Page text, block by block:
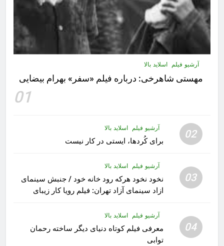
آرشیو فیلم اسلاید بالا
مهستى شاهرخى:‌ درباره فيلم «سفر» بهرام بیضایی
01
02 آرشیو فیلم اسلاید بالا
برای کُردها، ایستی در کار نیست
03
آرشیو فیلم اسلاید بالا
نخود نخود هرکه رود خانه خود / جنبش سینمای
ازاد سینمای آزاد تهران: فیلم رویا کار زیبای
04
آرشیو فیلم اسلاید بالا
معرفی فیلم کوتاه دنیای دیگر ساخته رحمان
توابی